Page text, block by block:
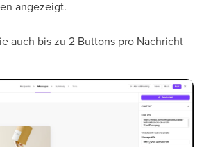
angezeigt.
auch bis zu 2 Buttons pro Nachricht